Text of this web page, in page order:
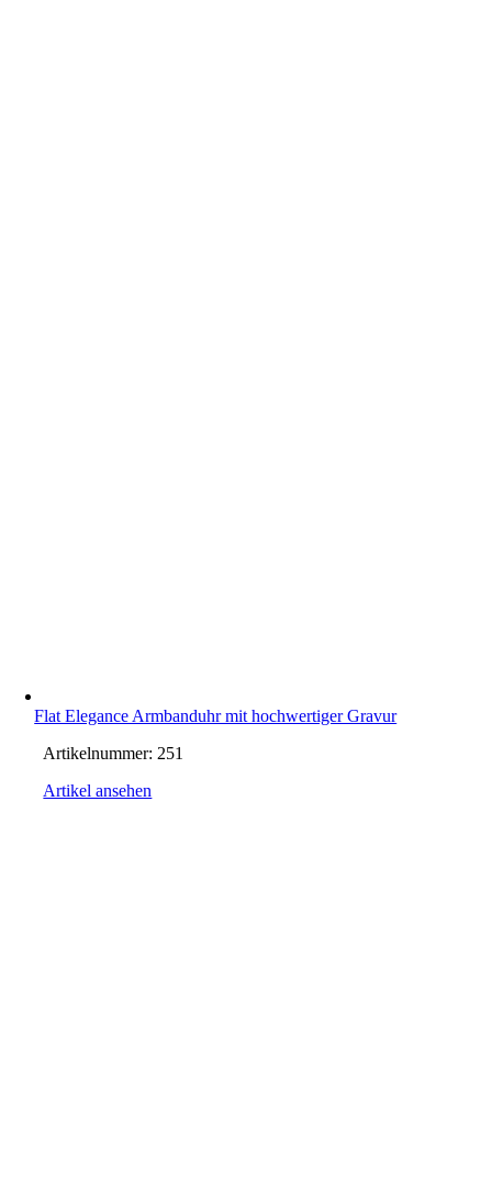
Flat Elegance Armbanduhr mit hochwertiger Gravur
Artikelnummer: 251
Artikel ansehen